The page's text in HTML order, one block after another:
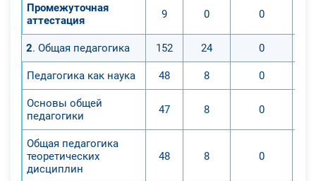
Промежуточная
аттестация
9 0 0
2. Общая педагогика 152 24 0
Педагогика как наука 48 8 0
Основы общей
педагогики
47 8 0
Общая педагогика
теоретических
дисциплин
48 8 0